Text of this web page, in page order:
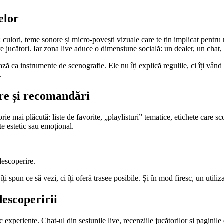
teme sonore și micro‑povești vizuale care te țin implicat
Iar zona live aduce o dimensiune socială: un dealer, un
instrumente de scenografie. Ele nu îți explică regulile, ci îți vând
și recomandări
mai plăcută: liste de favorite, „playlisturi” tematice, etichete care
estetic sau emoțional.
spun ce să vezi, ci îți oferă trasee posibile. Și în mod firesc, un
experiențe. Chat‑ul din sesiunile live, recenziile jucătorilor și